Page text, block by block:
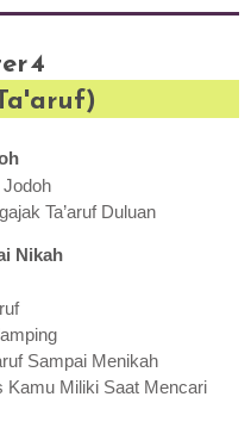
4
Ta’aruf Duluan
Nikah
Sampai Menikah
Kamu Miliki Saat Mencari